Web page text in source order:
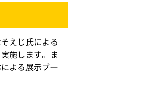
えじ氏による
施します。ま
よる展示ブー